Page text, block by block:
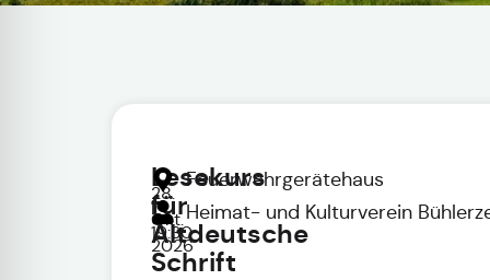
28.
Okt.
2026
|
19:30
Lesekurs
für
Altdeutsche
Schrift
Feuerwehrgerätehaus
Heimat- und Kulturverein